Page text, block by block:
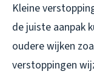
Kleine
de juiste aanpak
oudere wijken
verstoppingen